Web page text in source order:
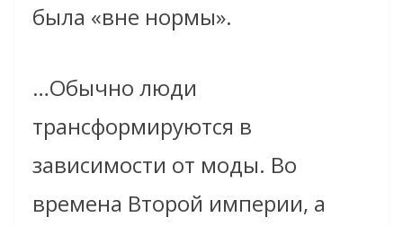
была «вне нормы».
…Обычно люди
трансформируются в
зависимости от моды. Во
времена Второй империи, а